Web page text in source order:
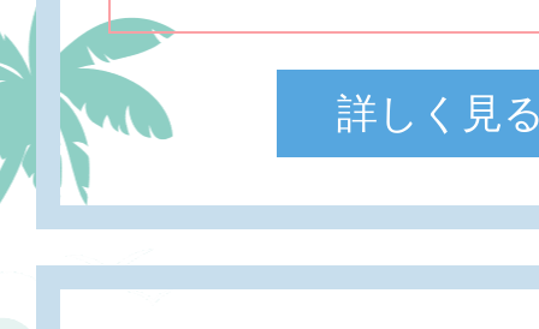
詳しく見